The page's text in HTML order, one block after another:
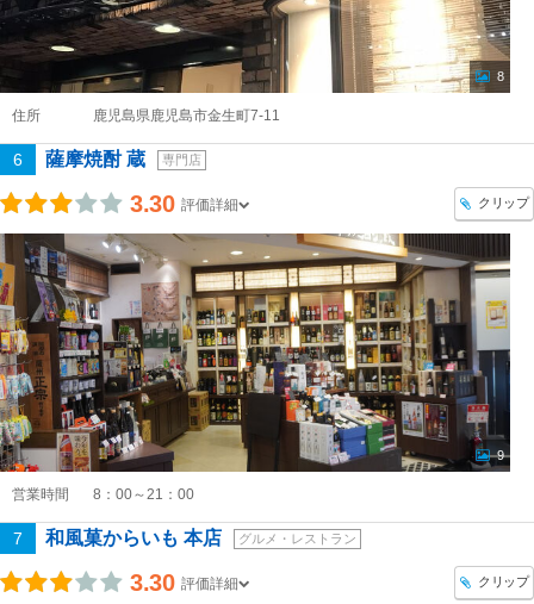
8
住所 鹿児島県鹿児島市金生町7-11
6 薩摩焼酎 蔵 専門店
3.30 評価詳細 クリップ
9
営業時間 8：00～21：00
7 和風菓からいも 本店 グルメ・レストラン
3.30 評価詳細 クリップ